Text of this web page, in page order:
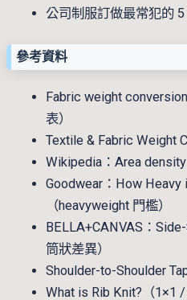
公司制服訂做最常犯的
參考資料
Fabric weight
表）
Textile & Fabric Weight
Wikipedia：Area
Goodwear：How Heavy
（heavyweight 門檻）
BELLA+CANVAS：
筒狀差異）
Shoulder-to-Shoulder
What is Rib Knit?（1×1 /